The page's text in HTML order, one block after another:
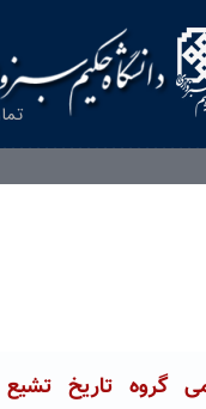
گروه تاریخ تشیع